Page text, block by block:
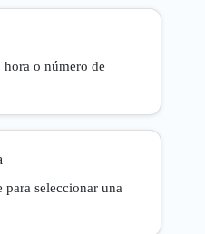
o número de
para seleccionar una